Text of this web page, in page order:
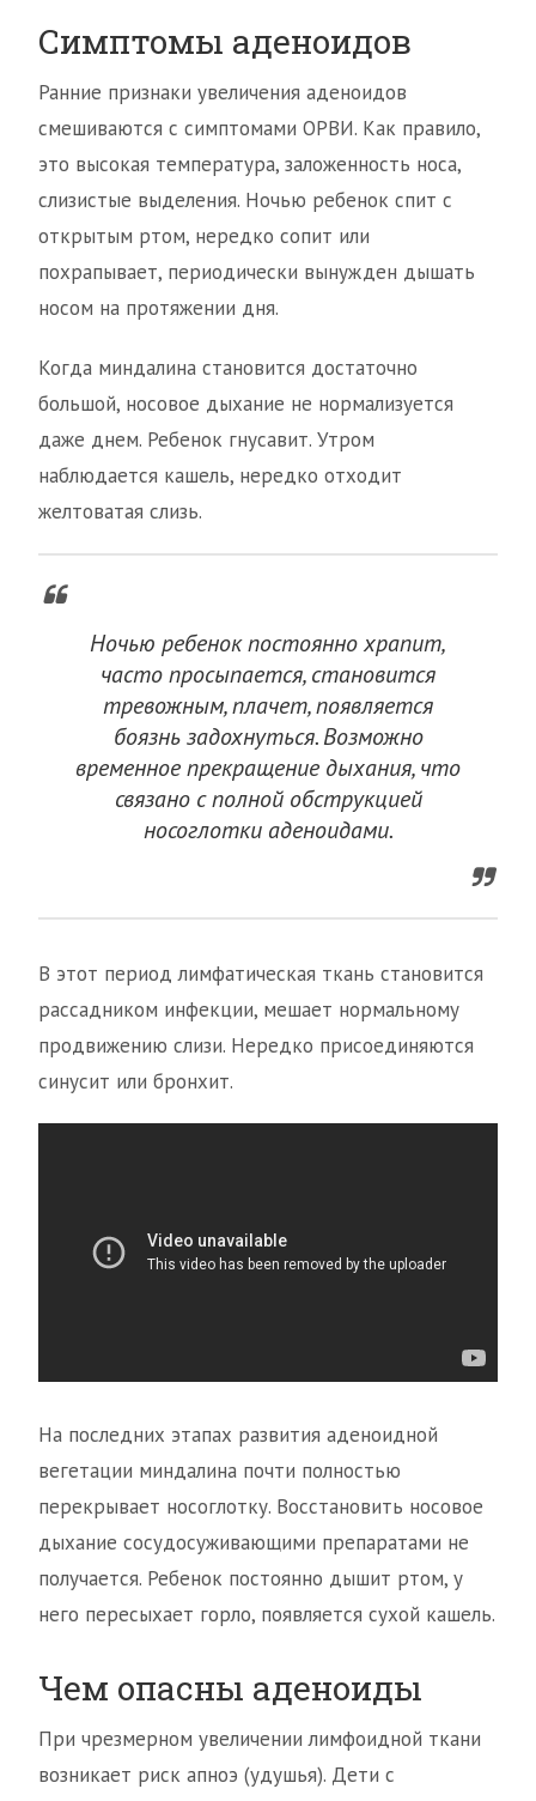
Симптомы аденоидов
Ранние признаки увеличения аденоидов
смешиваются с симптомами ОРВИ. Как правило,
это высокая температура, заложенность носа,
слизистые выделения. Ночью ребенок спит с
открытым ртом, нередко сопит или
похрапывает, периодически вынужден дышать
носом на протяжении дня.
Когда миндалина становится достаточно
большой, носовое дыхание не нормализуется
даже днем. Ребенок гнусавит. Утром
наблюдается кашель, нередко отходит
желтоватая слизь.
Ночью ребенок постоянно храпит,
часто просыпается, становится
тревожным, плачет, появляется
боязнь задохнуться. Возможно
временное прекращение дыхания, что
связано с полной обструкцией
носоглотки аденоидами.
В этот период лимфатическая ткань становится
рассадником инфекции, мешает нормальному
продвижению слизи. Нередко присоединяются
синусит или бронхит.
На последних этапах развития аденоидной
вегетации миндалина почти полностью
перекрывает носоглотку. Восстановить носовое
дыхание сосудосуживающими препаратами не
получается. Ребенок постоянно дышит ртом, у
него пересыхает горло, появляется сухой кашель.
Чем опасны аденоиды
При чрезмерном увеличении лимфоидной ткани
возникает риск апноэ (удушья). Дети с